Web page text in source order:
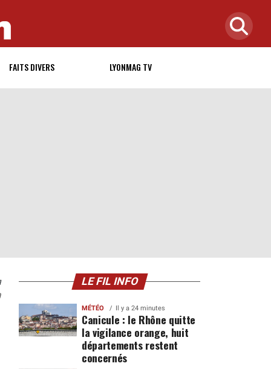
FAITS DIVERS LYONMAG TV
LE FIL INFO
MÉTÉO Il y a 24 minutes
Canicule : le Rhône quitte
la vigilance orange, huit
départements restent
concernés